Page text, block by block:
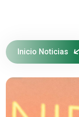
Inicio Noticias